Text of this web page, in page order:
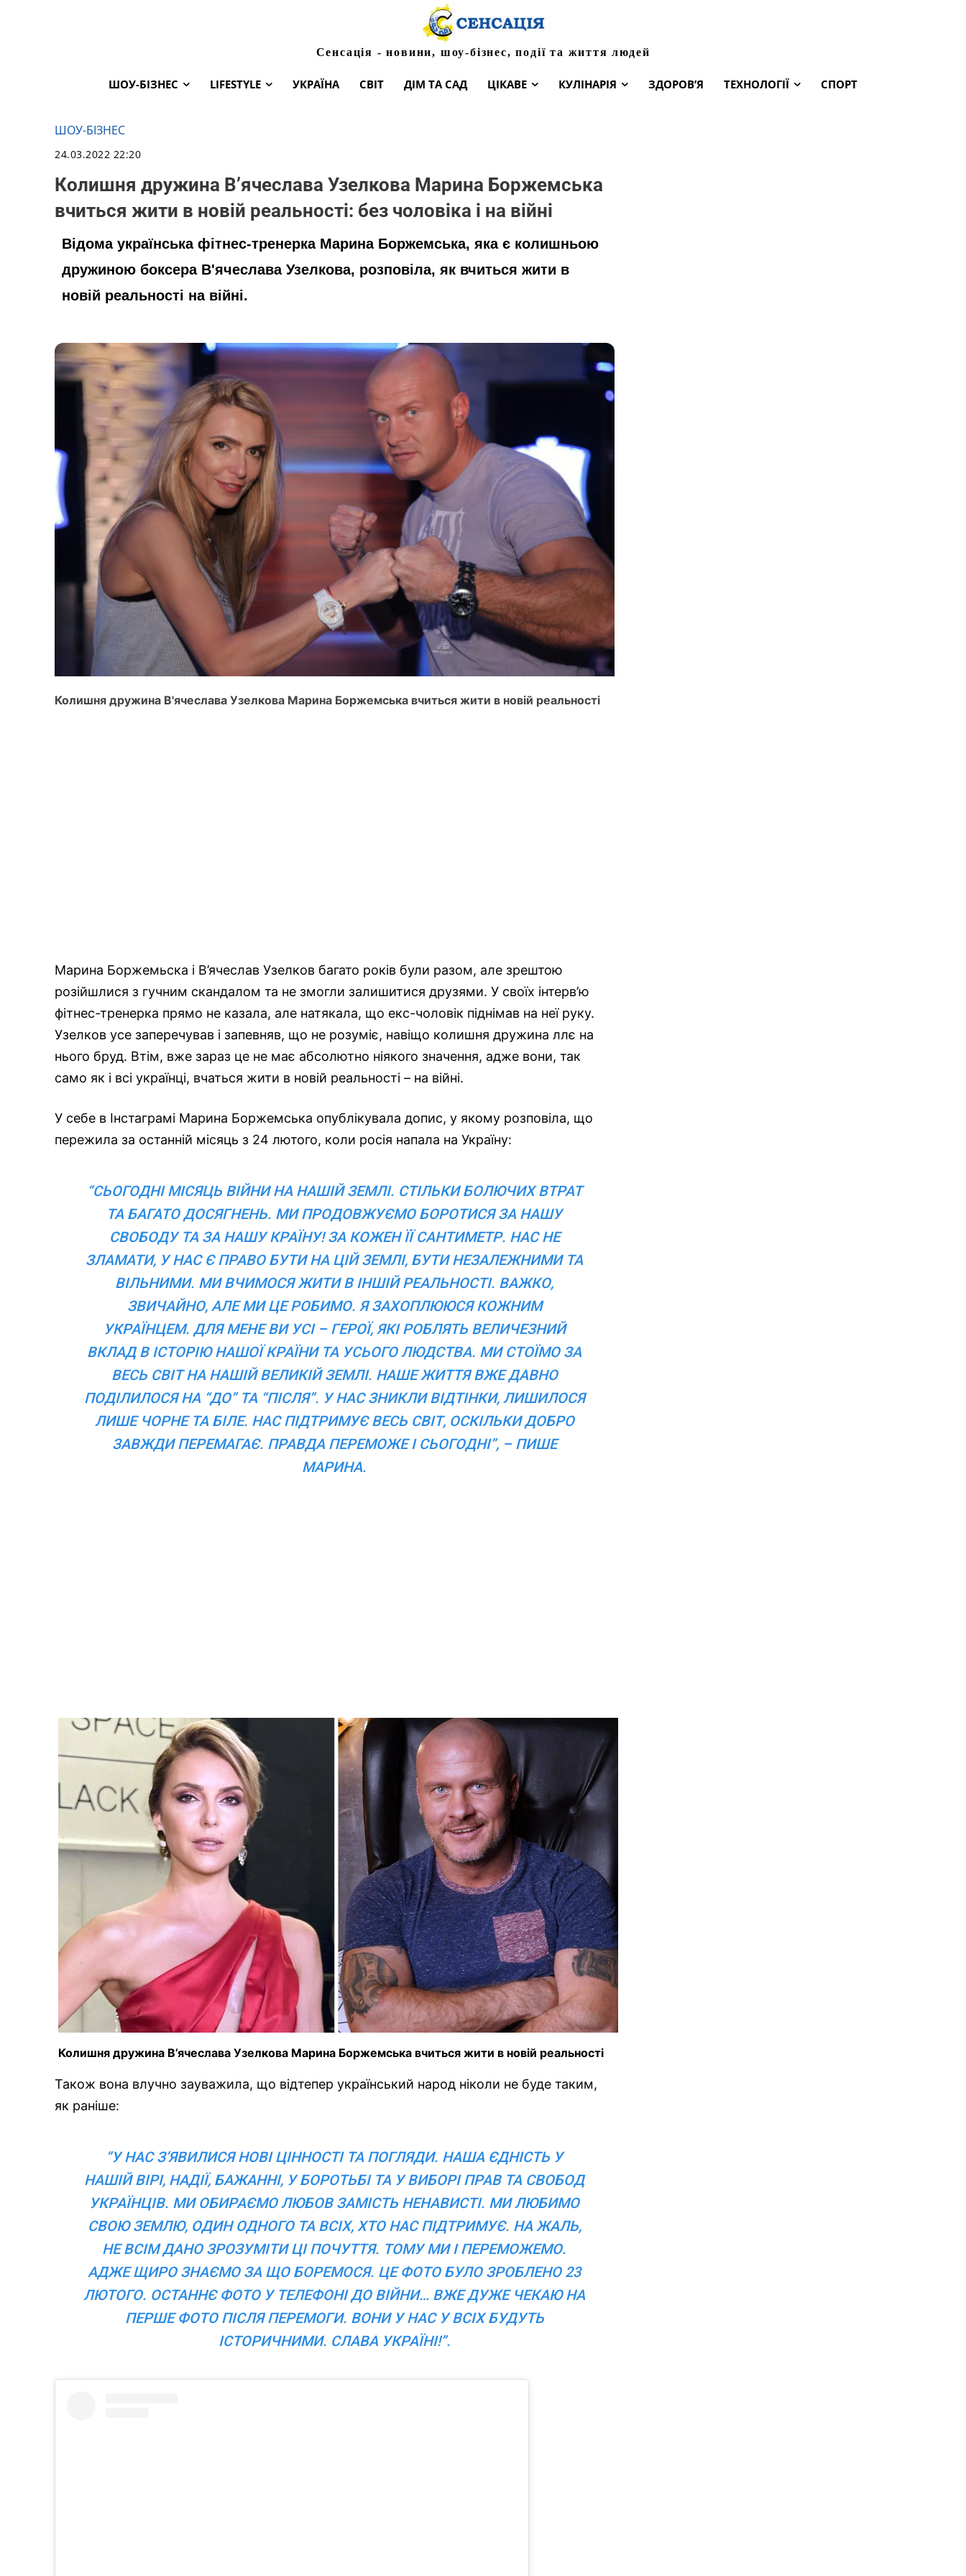
Сенсація - новини, шоу-бізнес, події та життя людей
ШОУ-БІЗНЕС LIFESTYLE УКРАЇНА СВІТ ДІМ ТА САД ЦІКАВЕ КУЛІНАРІЯ ЗДОРОВ’Я ТЕХНОЛОГІЇ СПОРТ
ШОУ-БІЗНЕС
24.03.2022 22:20
Колишня дружина В’ячеслава Узелкова Марина Боржемська
вчиться жити в новій реальності: без чоловіка і на війні
Відома українська фітнес-тренерка Марина Боржемська, яка є колишньою
дружиною боксера В'ячеслава Узелкова, розповіла, як вчиться жити в
новій реальності на війні.
Колишня дружина В'ячеслава Узелкова Марина Боржемська вчиться жити в новій реальності
Марина Боржемьска і В’ячеслав Узелков багато років були разом, але зрештою
розійшлися з гучним скандалом та не змогли залишитися друзями. У своїх інтерв’ю
фітнес-тренерка прямо не казала, але натякала, що екс-чоловік піднімав на неї руку.
Узелков усе заперечував і запевняв, що не розуміє, навіщо колишня дружина ллє на
нього бруд. Втім, вже зараз це не має абсолютно ніякого значення, адже вони, так
само як і всі українці, вчаться жити в новій реальності – на війні.
У себе в Інстаграмі Марина Боржемська опублікувала допис, у якому розповіла, що
пережила за останній місяць з 24 лютого, коли росія напала на Україну:
“СЬОГОДНІ МІСЯЦЬ ВІЙНИ НА НАШІЙ ЗЕМЛІ. СТІЛЬКИ БОЛЮЧИХ ВТРАТ
ТА БАГАТО ДОСЯГНЕНЬ. МИ ПРОДОВЖУЄМО БОРОТИСЯ ЗА НАШУ
СВОБОДУ ТА ЗА НАШУ КРАЇНУ! ЗА КОЖЕН ЇЇ САНТИМЕТР. НАС НЕ
ЗЛАМАТИ, У НАС Є ПРАВО БУТИ НА ЦІЙ ЗЕМЛІ, БУТИ НЕЗАЛЕЖНИМИ ТА
ВІЛЬНИМИ. МИ ВЧИМОСЯ ЖИТИ В ІНШІЙ РЕАЛЬНОСТІ. ВАЖКО,
ЗВИЧАЙНО, АЛЕ МИ ЦЕ РОБИМО. Я ЗАХОПЛЮЮСЯ КОЖНИМ
УКРАЇНЦЕМ. ДЛЯ МЕНЕ ВИ УСІ – ГЕРОЇ, ЯКІ РОБЛЯТЬ ВЕЛИЧЕЗНИЙ
ВКЛАД В ІСТОРІЮ НАШОЇ КРАЇНИ ТА УСЬОГО ЛЮДСТВА. МИ СТОЇМО ЗА
ВЕСЬ СВІТ НА НАШІЙ ВЕЛИКІЙ ЗЕМЛІ. НАШЕ ЖИТТЯ ВЖЕ ДАВНО
ПОДІЛИЛОСЯ НА “ДО” ТА “ПІСЛЯ”. У НАС ЗНИКЛИ ВІДТІНКИ, ЛИШИЛОСЯ
ЛИШЕ ЧОРНЕ ТА БІЛЕ. НАС ПІДТРИМУЄ ВЕСЬ СВІТ, ОСКІЛЬКИ ДОБРО
ЗАВЖДИ ПЕРЕМАГАЄ. ПРАВДА ПЕРЕМОЖЕ І СЬОГОДНІ”, – ПИШЕ
МАРИНА.
Колишня дружина В’ячеслава Узелкова Марина Боржемська вчиться жити в новій реальності
Також вона влучно зауважила, що відтепер український народ ніколи не буде таким,
як раніше:
“У НАС З’ЯВИЛИСЯ НОВІ ЦІННОСТІ ТА ПОГЛЯДИ. НАША ЄДНІСТЬ У
НАШІЙ ВІРІ, НАДІЇ, БАЖАННІ, У БОРОТЬБІ ТА У ВИБОРІ ПРАВ ТА СВОБОД
УКРАЇНЦІВ. МИ ОБИРАЄМО ЛЮБОВ ЗАМІСТЬ НЕНАВИСТІ. МИ ЛЮБИМО
СВОЮ ЗЕМЛЮ, ОДИН ОДНОГО ТА ВСІХ, ХТО НАС ПІДТРИМУЄ. НА ЖАЛЬ,
НЕ ВСІМ ДАНО ЗРОЗУМІТИ ЦІ ПОЧУТТЯ. ТОМУ МИ І ПЕРЕМОЖЕМО.
АДЖЕ ЩИРО ЗНАЄМО ЗА ЩО БОРЕМОСЯ. ЦЕ ФОТО БУЛО ЗРОБЛЕНО 23
ЛЮТОГО. ОСТАННЄ ФОТО У ТЕЛЕФОНІ ДО ВІЙНИ… ВЖЕ ДУЖЕ ЧЕКАЮ НА
ПЕРШЕ ФОТО ПІСЛЯ ПЕРЕМОГИ. ВОНИ У НАС У ВСІХ БУДУТЬ
ІСТОРИЧНИМИ. СЛАВА УКРАЇНІ!”.